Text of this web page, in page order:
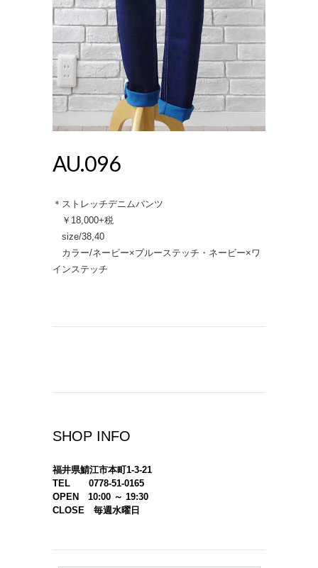
AU.096
＊ストレッチデニムパンツ
￥18,000+税
size/38,40
カラー/ネービー×ブルーステッチ・ネービー×ワ
インステッチ
SHOP INFO
福井県鯖江市本町1-3-21
TEL 0778-51-0165
OPEN 10:00 ～ 19:30
CLOSE 毎週水曜日